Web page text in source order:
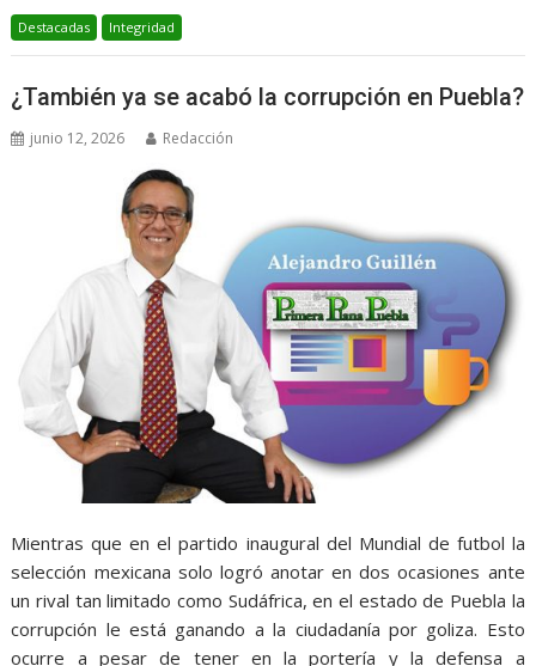
Destacadas Integridad
¿También ya se acabó la corrupción en Puebla?
junio 12, 2026 Redacción
Mientras que en el partido inaugural del Mundial de futbol la
selección mexicana solo logró anotar en dos ocasiones ante
un rival tan limitado como Sudáfrica, en el estado de Puebla la
corrupción le está ganando a la ciudadanía por goliza. Esto
ocurre a pesar de tener en la portería y la defensa a